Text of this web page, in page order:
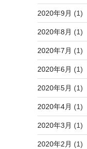
2020年9月 (1)
2020年8月 (1)
2020年7月 (1)
2020年6月 (1)
2020年5月 (1)
2020年4月 (1)
2020年3月 (1)
2020年2月 (1)